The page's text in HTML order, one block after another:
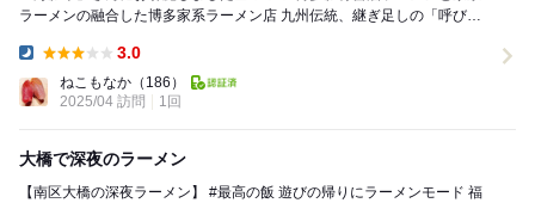
ラーメンの融合した博多家系ラーメン店 九州伝統、継ぎ足しの「呼び戻
3.0
ねこもなか （186）
2025/04 訪問
1回
大橋で深夜のラーメン
【南区大橋の深夜ラーメン】 #最高の飯 遊びの帰りにラーメンモード 福